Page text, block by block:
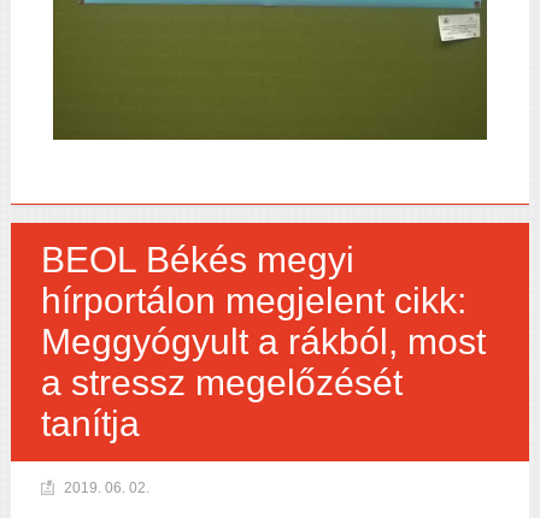
BEOL Békés megyi
hírportálon megjelent cikk:
Meggyógyult a rákból, most
a stressz megelőzését
tanítja
2019. 06. 02.